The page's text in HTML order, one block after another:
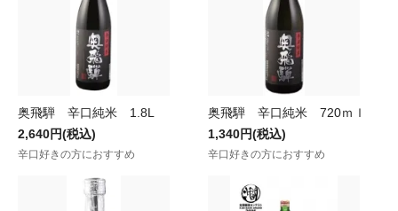
奥飛騨 辛口純米 1.8L
2,640円(税込)
辛口好きの方におすすめ
奥飛騨 辛口純米 720ｍｌ
1,340円(税込)
辛口好きの方におすすめ